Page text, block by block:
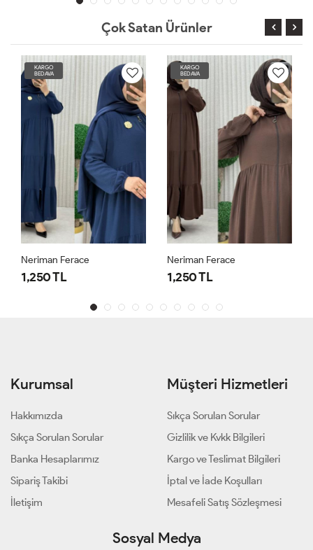
Çok Satan Ürünler
KARGO
BEDAVA
Neriman Ferace
1,250 TL
KARGO
BEDAVA
Neriman Ferace
1,250 TL
Kurumsal
Hakkımızda
Sıkça Sorulan Sorular
Banka Hesaplarımız
Sipariş Takibi
İletişim
Müşteri Hizmetleri
Sıkça Sorulan Sorular
Gizlilik ve Kvkk Bilgileri
Kargo ve Teslimat Bilgileri
İptal ve İade Koşulları
Mesafeli Satış Sözleşmesi
Sosyal Medya